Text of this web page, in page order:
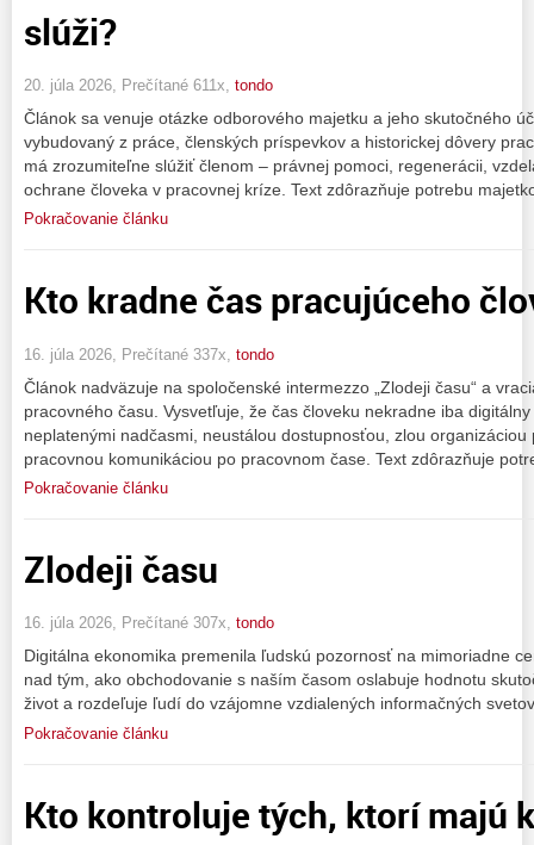
slúži?
20. júla 2026, Prečítané 611x, tondo
Článok sa venuje otázke odborového majetku a jeho skutočného
vybudovaný z práce, členských príspevkov a historickej dôvery
má zrozumiteľne slúžiť členom – právnej pomoci, regenerácii,
ochrane človeka v pracovnej kríze. Text zdôrazňuje potrebu
Pokračovanie článku
Kto kradne čas pracujúceho
16. júla 2026, Prečítané 337x, tondo
Článok nadväzuje na spoločenské intermezzo „Zlodeji času“ a
pracovného času. Vysvetľuje, že čas človeku nekradne iba
neplatenými nadčasmi, neustálou dostupnosťou, zlou
pracovnou komunikáciou po pracovnom čase. Text zdôrazňuje
Pokračovanie článku
Zlodeji času
16. júla 2026, Prečítané 307x, tondo
Digitálna ekonomika premenila ľudskú pozornosť na mimoriadne
nad tým, ako obchodovanie s naším časom oslabuje hodnotu
život a rozdeľuje ľudí do vzájomne vzdialených informačných
Pokračovanie článku
Kto kontroluje tých, ktorí majú